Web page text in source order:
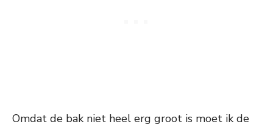
Omdat de bak niet heel erg groot is moet ik de